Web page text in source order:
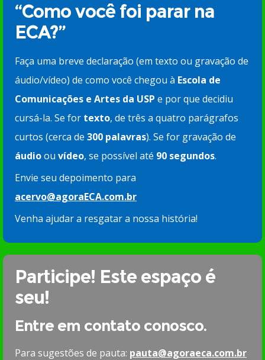
“Como você foi parar na
ECA?”
Faça uma breve declaração (em texto ou gravação de
áudio/vídeo) de como você chegou à Escola de
Comunicações e Artes da USP e por que decidiu
cursá-la. Se for texto, de três a quatro parágrafos
curtos (cerca de 300 palavras). Se for gravação de
áudioou vídeo, se possível até 90 segundos.
Envie seu depoimento para
acervo@agoraECA.com.br
Venha ajudar a resgatar a nossa história!
Participe! Este espaço é
seu!
Entre em contato conosco.
Para sugestões de pauta: pauta@agoraeca.com.br